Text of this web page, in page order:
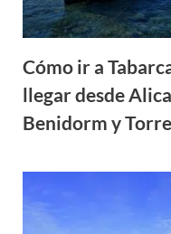
Cómo ir a
llegar desde
Benidorm y